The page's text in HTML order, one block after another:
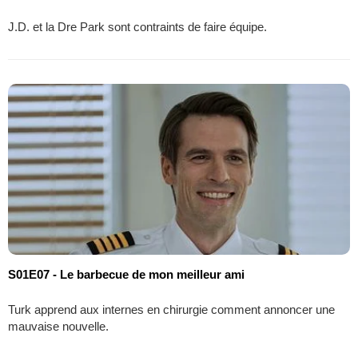
J.D. et la Dre Park sont contraints de faire équipe.
S01E07 - Le barbecue de mon meilleur ami
Turk apprend aux internes en chirurgie comment annoncer une
mauvaise nouvelle.